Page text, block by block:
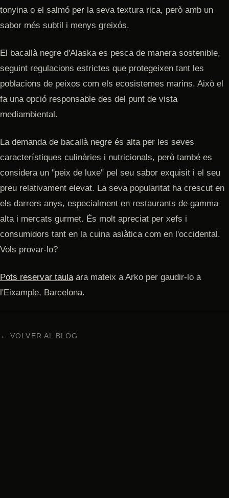
tonyina o el salmó per la seva textura rica, però amb un
sabor més subtil i menys greixós.
El bacallà negre d'Alaska es pesca de manera sostenible,
seguint regulacions estrictes que protegeixen tant les
poblacions de peixos com els ecosistemes marins. Això el
fa una opció responsable des del punt de vista
mediambiental.
La demanda de bacallà negre és alta per les seves
característiques culinàries i nutricionals, però també es
considera un "peix de luxe" pel seu sabor exquisit i el seu
preu relativament elevat. La seva popularitat ha crescut en
els darrers anys, especialment en restaurants de gamma
alta i mercats gurmet. És molt apreciat per xefs i
consumidors tant en la cuina asiàtica com en l'occidental.
Vols provar-lo?
Pots reservar taula ara mateix a Arko per gaudir-lo a
l'Eixample, Barcelona.
← VOLVER AL BLOG